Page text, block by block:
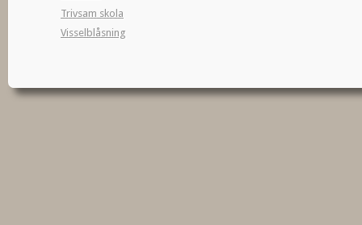
Trivsam skola
Visselblåsning